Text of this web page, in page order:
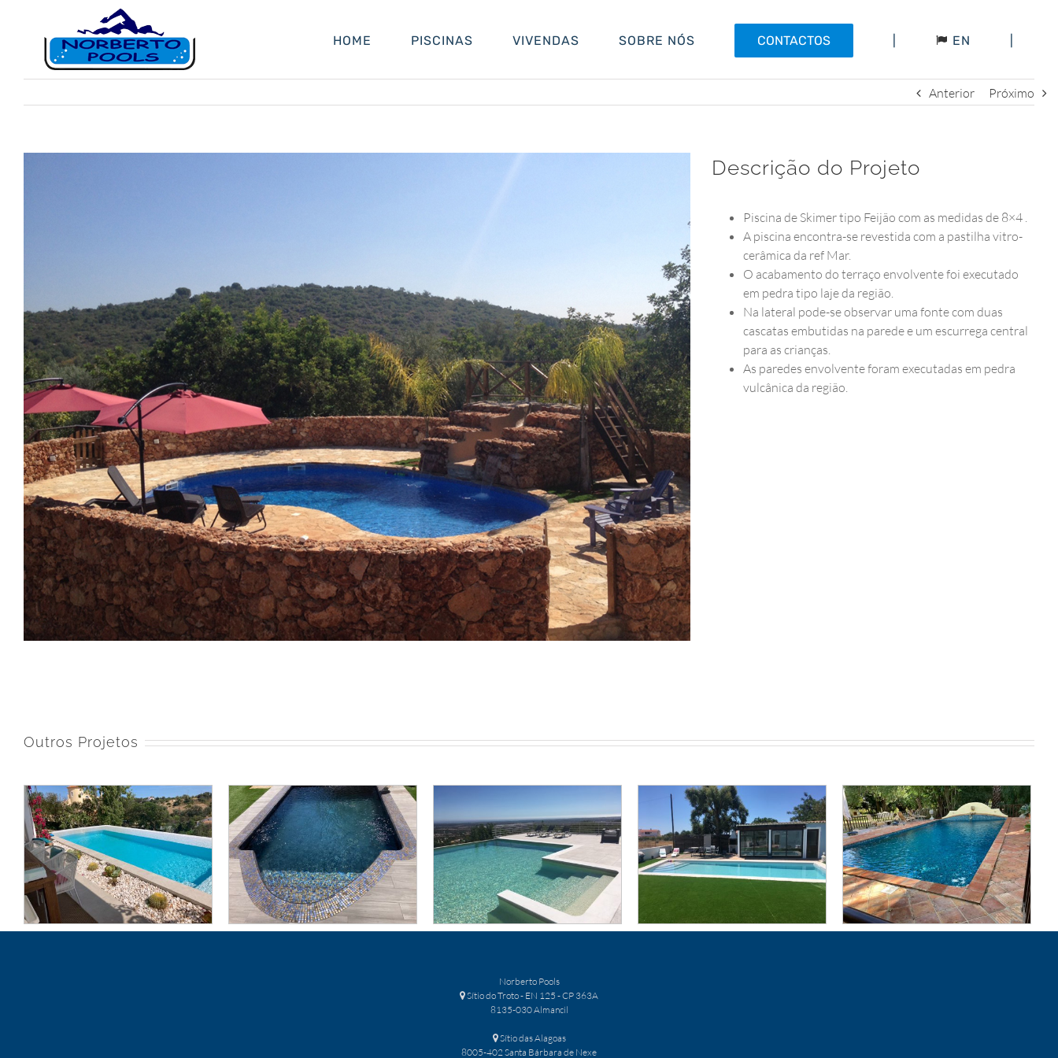
HOME PISCINAS VIVENDAS SOBRE NÓS CONTACTOS EN
Anterior Próximo
Descrição do Projeto
Piscina de Skimer tipo Feijão com as medidas de 8×4 .
A piscina encontra-se revestida com a pastilha vitro-
cerâmica da ref Mar.
O acabamento do terraço envolvente foi executado
em pedra tipo laje da região.
Na lateral pode-se observar uma fonte com duas
cascatas embutidas na parede e um escurrega central
para as crianças.
As paredes envolvente foram executadas em pedra
vulcânica da região.
Outros Projetos
Piscina 20 | Norberto
Pools
Piscina 19 | Norberto
Pools
Piscina 18 | Norberto
Pools
Piscina 17 | Norberto
Pools
Norberto Pools
Sítio do Troto - EN 125 - CP 363A
8135-030 Almancil
Sítio das Alagoas
8005-402 Santa Bárbara de Nexe